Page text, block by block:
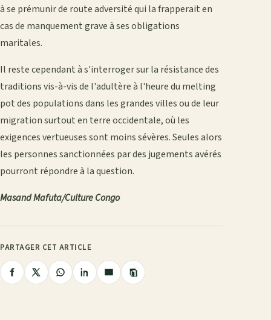
à se prémunir de route adversité qui la frapperait en
cas de manquement grave à ses obligations
maritales.
Il reste cependant à s'interroger sur la résistance des
traditions vis-à-vis de l'adultère à l'heure du melting
pot des populations dans les grandes villes ou de leur
migration surtout en terre occidentale, où les
exigences vertueuses sont moins sévères. Seules alors
les personnes sanctionnées par des jugements avérés
pourront répondre à la question.
Masand Mafuta/Culture Congo
PARTAGER CET ARTICLE
PartagerPartagerPartagerPartagerPartager
Copier
le